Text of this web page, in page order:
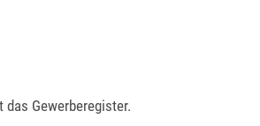
Gewerberegister.